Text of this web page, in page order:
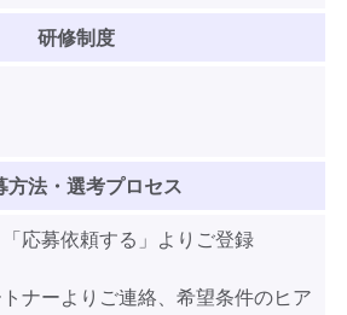
研修制度
方法・選考プロセス
「応募依頼する」よりご登録
トナーよりご連絡、希望条件のヒア